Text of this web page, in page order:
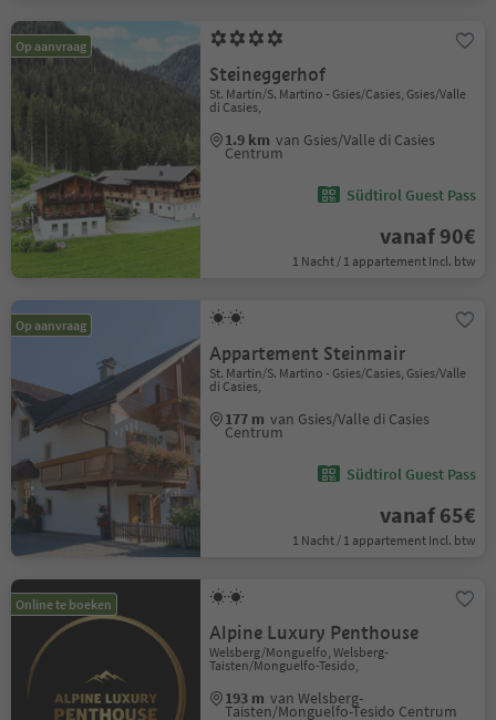
Op aanvraag
Steineggerhof
St. Martin/S. Martino - Gsies/Casies, Gsies/Valle
di Casies,
1.9 km van Gsies/Valle di Casies
Centrum
Südtirol Guest Pass
vanaf 90€
1 Nacht / 1 appartement Incl. btw
Op aanvraag
Appartement Steinmair
St. Martin/S. Martino - Gsies/Casies, Gsies/Valle
di Casies,
177 m van Gsies/Valle di Casies
Centrum
Südtirol Guest Pass
vanaf 65€
1 Nacht / 1 appartement Incl. btw
Online te boeken
Alpine Luxury Penthouse
Welsberg/Monguelfo, Welsberg-
Taisten/Monguelfo-Tesido,
193 m van Welsberg-
Taisten/Monguelfo-Tesido Centrum